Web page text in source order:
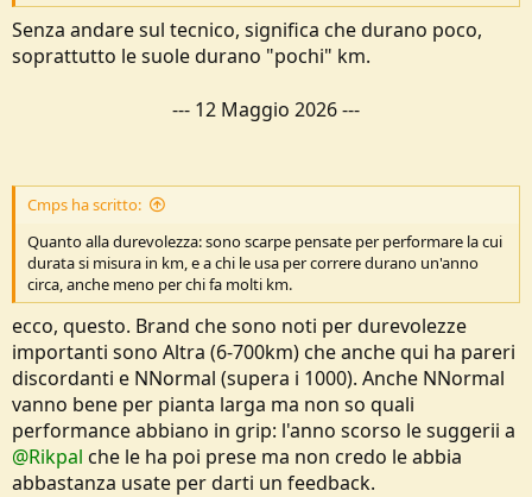
Senza andare sul tecnico, significa che durano poco,
soprattutto le suole durano "pochi" km.
--- 12 Maggio 2026---
Cmps ha scritto:
Quanto alla durevolezza: sono scarpe pensate per performare la cui
durata si misura in km, e a chi le usa per correre durano un'anno
circa, anche meno per chi fa molti km.
ecco, questo. Brand che sono noti per durevolezze
importanti sono Altra (6-700km) che anche qui ha pareri
discordanti e NNormal (supera i 1000). Anche NNormal
vanno bene per pianta larga ma non so quali
performance abbiano in grip: l'anno scorso le suggerii a
@Rikpal che le ha poi prese ma non credo le abbia
abbastanza usate per darti un feedback.